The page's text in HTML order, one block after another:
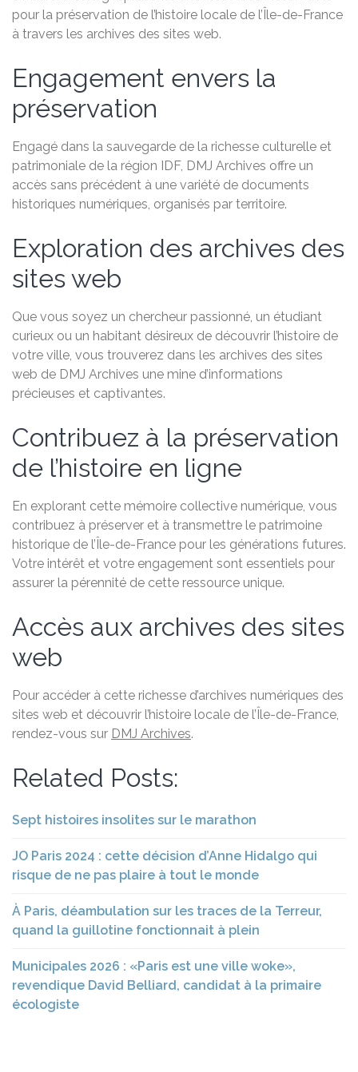
pour la préservation de l’histoire locale de l’Île-de-France
à travers les archives des sites web.
Engagement envers la
préservation
Engagé dans la sauvegarde de la richesse culturelle et
patrimoniale de la région IDF, DMJ Archives offre un
accès sans précédent à une variété de documents
historiques numériques, organisés par territoire.
Exploration des archives des
sites web
Que vous soyez un chercheur passionné, un étudiant
curieux ou un habitant désireux de découvrir l’histoire de
votre ville, vous trouverez dans les archives des sites
web de DMJ Archives une mine d’informations
précieuses et captivantes.
Contribuez à la préservation
de l’histoire en ligne
En explorant cette mémoire collective numérique, vous
contribuez à préserver et à transmettre le patrimoine
historique de l’Île-de-France pour les générations futures.
Votre intérêt et votre engagement sont essentiels pour
assurer la pérennité de cette ressource unique.
Accès aux archives des sites
web
Pour accéder à cette richesse d’archives numériques des
sites web et découvrir l’histoire locale de l’Île-de-France,
rendez-vous sur DMJ Archives.
Related Posts:
Sept histoires insolites sur le marathon
JO Paris 2024 : cette décision d’Anne Hidalgo qui
risque de ne pas plaire à tout le monde
À Paris, déambulation sur les traces de la Terreur,
quand la guillotine fonctionnait à plein
Municipales 2026 : «Paris est une ville woke»,
revendique David Belliard, candidat à la primaire
écologiste